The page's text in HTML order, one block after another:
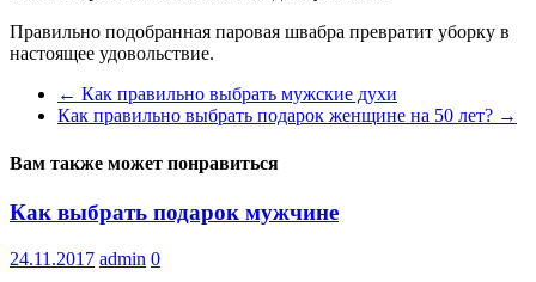
Правильно подобранная паровая швабра превратит уборку в
настоящее удовольствие.
← Как правильно выбрать мужские духи
Как правильно выбрать подарок женщине на 50 лет? →
Вам также может понравиться
Как выбрать подарок мужчине
24.11.2017 admin 0